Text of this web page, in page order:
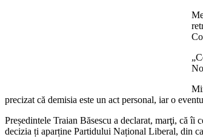
precizat că demisia este un act personal, iar o
Președintele Traian Băsescu a declarat, marţi, că
decizia ți aparține Partidului Național Liberal, din